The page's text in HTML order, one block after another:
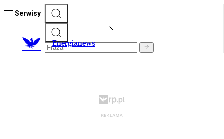
Serwisy
Energianews